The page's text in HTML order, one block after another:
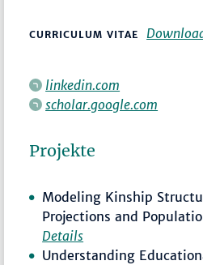
CURRICULUM VITAE
linkedin.com
scholar.google.com
Projekte
Modeling Kinship
Projections and
Details
Understanding